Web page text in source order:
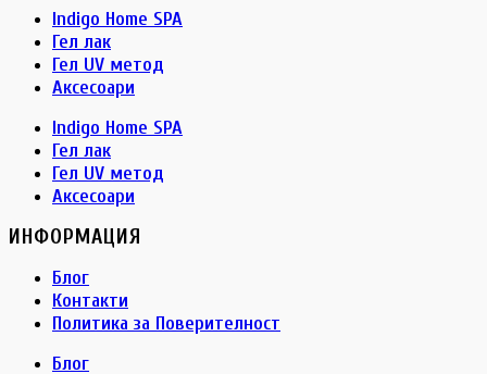
Indigo Home SPA
Гел лак
Гел UV метод
Аксесоари
Indigo Home SPA
Гел лак
Гел UV метод
Аксесоари
ИНФОРМАЦИЯ
Блог
Контакти
Политика за Поверителност
Блог